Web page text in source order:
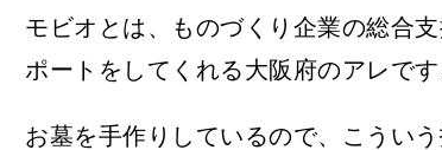
モビオとは、ものづくり企業の総合
ポートをしてくれる大阪府のアレです
お墓を手作りしているので、こうい